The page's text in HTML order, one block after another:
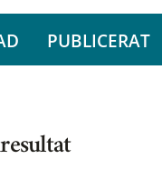
PUBLICERAT